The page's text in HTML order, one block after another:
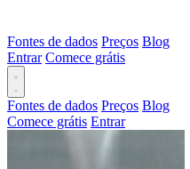
Fontes de dados Preços Blog
Entrar Comece grátis
Fontes de dados Preços Blog
Comece grátis Entrar